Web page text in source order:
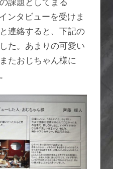
は
ンタビューを受けま
連絡すると、下記の
た。あまりの可愛い
たおじちゃん様に